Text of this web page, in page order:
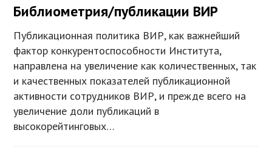
Библиометрия/публикации ВИР
Публикационная политика ВИР, как важнейший
фактор конкурентоспособности Института,
направлена на увеличение как количественных, так
и качественных показателей публикационной
активности сотрудников ВИР, и прежде всего на
увеличение доли публикаций в
высокорейтинговых…